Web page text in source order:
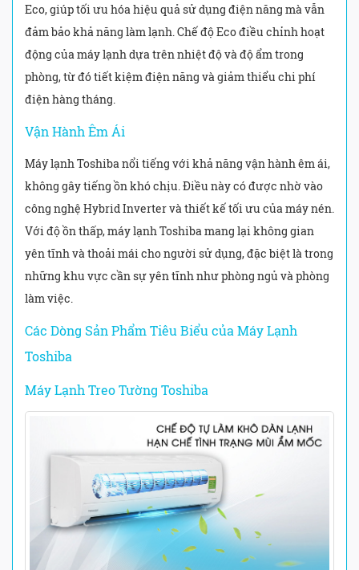
Eco, giúp tối ưu hóa hiệu quả sử dụng điện năng mà vẫn
đảm bảo khả năng làm lạnh. Chế độ Eco điều chỉnh hoạt
động của máy lạnh dựa trên nhiệt độ và độ ẩm trong
phòng, từ đó tiết kiệm điện năng và giảm thiểu chi phí
điện hàng tháng.
Vận Hành Êm Ái
Máy lạnh Toshiba nổi tiếng với khả năng vận hành êm ái,
không gây tiếng ồn khó chịu. Điều này có được nhờ vào
công nghệ Hybrid Inverter và thiết kế tối ưu của máy nén.
Với độ ồn thấp, máy lạnh Toshiba mang lại không gian
yên tĩnh và thoải mái cho người sử dụng, đặc biệt là trong
những khu vực cần sự yên tĩnh như phòng ngủ và phòng
làm việc.
Các Dòng Sản Phẩm Tiêu Biểu của Máy Lạnh
Toshiba
Máy Lạnh Treo Tường Toshiba